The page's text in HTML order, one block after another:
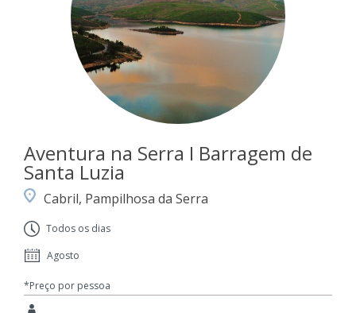
Aventura na Serra I Barragem de
Santa Luzia
Cabril, Pampilhosa da Serra
Todos os dias
Agosto
*Preço por pessoa